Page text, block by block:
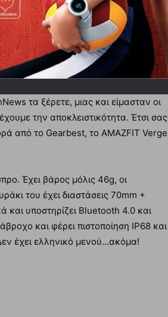
τα ξέρετε, μιας και είμασταν οι
την αποκλειστικότητα. Έτσι σας
από το Gearbest, το AMAZFIT Verge
Έχει βάρος μόλις 46g, οι
του έχει διαστάσεις 70mm +
και υποστηρίζει Bluetooth 4.0 και
και φέρει πιστοποίηση IP68 και
έχει ελληνικό μενού…ακόμα!